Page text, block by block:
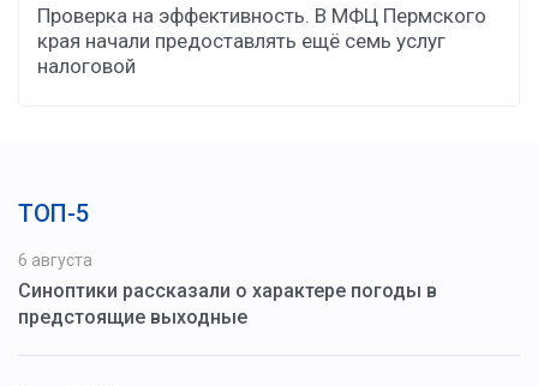
Проверка на эффективность. В МФЦ Пермского
края начали предоставлять ещё семь услуг
налоговой
ТОП-5
6 августа
Синоптики рассказали о характере погоды в
предстоящие выходные